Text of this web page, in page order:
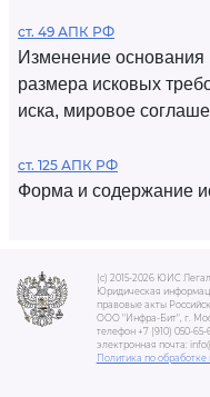
ст. 49 АПК РФ
Изменение основания
размера исковых
иска, мировое
ст. 125 АПК РФ
Форма и содержание
(c) 2015-2026 ЮИС
Юридическая
правовые акты
ООО "Инфра-Бит", г.
телефон +7 (910) 050-65-
электронная почта:
Политика по обработке